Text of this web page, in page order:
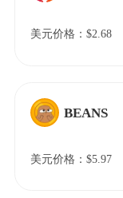
美元价格：$2.68
BEANS
美元价格：$5.97